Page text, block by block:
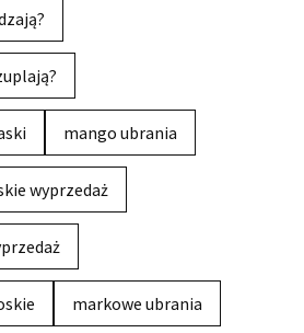
mango ubrania
wyprzedaż
markowe ubrania